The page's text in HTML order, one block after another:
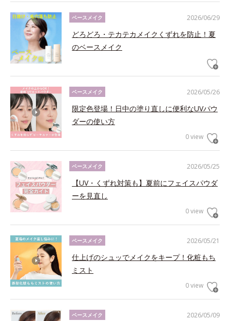
2026/06/29
ベースメイク
どろどろ・テカテカメイクくずれを防止！夏
のベースメイク
2026/05/26
ベースメイク
限定色登場！日中の塗り直しに便利なUVパウ
ダーの使い方
0 view
2026/05/25
ベースメイク
【UV・くずれ対策も】夏前にフェイスパウダ
ーを見直し
0 view
2026/05/21
ベースメイク
仕上げのシュッでメイクをキープ！化粧もち
ミスト
0 view
2026/05/09
ベースメイク